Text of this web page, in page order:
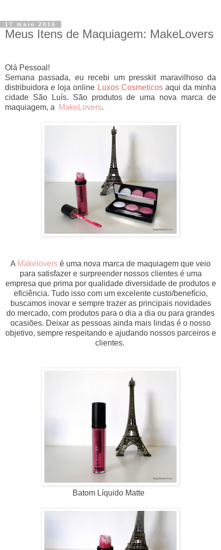
17 maio 2016
Meus Itens de Maquiagem: MakeLovers
Olá Pessoal!
Semana passada, eu recebi um presskit maravilhoso da
distribuidora e loja online Luxos Cosmeticosaqui da minha
cidade São Luís. São produtos de uma nova marca de
maquiagem, a
MakeLovers.
A Makelovers é uma nova marca de maquiagem que veio
para satisfazer e surpreender nossos clientes é uma
empresa que prima por qualidade diversidade de produtos e
eficiência. Tudo isso com um excelente custo/benefício,
buscamos inovar e sempre trazer as principais novidades
do mercado, com produtos para o dia a dia ou para grandes
ocasiões. Deixar as pessoas ainda mais lindas é o nosso
objetivo, sempre respeitando e ajudando nossos parceiros e
clientes.
Batom Líquido Matte